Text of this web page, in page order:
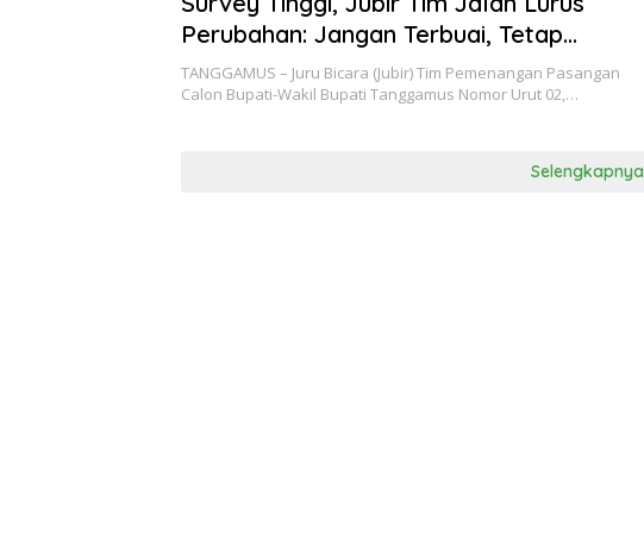
Perubahan: Jangan Terbuai, Tetap
Semangat dan Kerja Keras
TANGGAMUS – Juru Bicara (Jubir) Tim Pemenangan Pasangan
Calon Bupati-Wakil Bupati Tanggamus Nomor Urut 02,…
Selengkapnya